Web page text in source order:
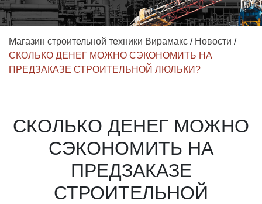
Магазин строительной техники Вирамакс / Новости /
СКОЛЬКО ДЕНЕГ МОЖНО СЭКОНОМИТЬ НА
ПРЕДЗАКАЗЕ СТРОИТЕЛЬНОЙ ЛЮЛЬКИ?
СКОЛЬКО ДЕНЕГ МОЖНО
СЭКОНОМИТЬ НА
ПРЕДЗАКАЗЕ
СТРОИТЕЛЬНОЙ